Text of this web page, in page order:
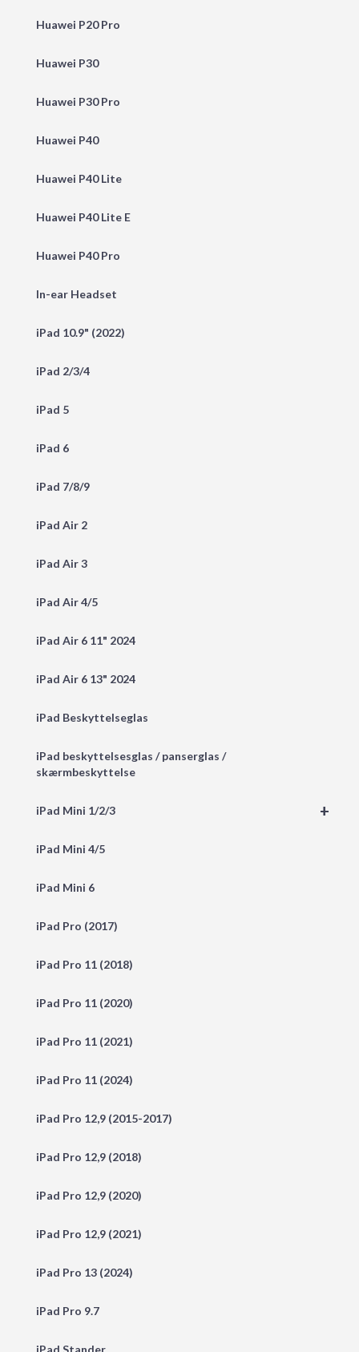
Huawei P20 Pro
Huawei P30
Huawei P30 Pro
Huawei P40
Huawei P40 Lite
Huawei P40 Lite E
Huawei P40 Pro
In-ear Headset
iPad 10.9" (2022)
iPad 2/3/4
iPad 5
iPad 6
iPad 7/8/9
iPad Air 2
iPad Air 3
iPad Air 4/5
iPad Air 6 11" 2024
iPad Air 6 13" 2024
iPad Beskyttelseglas
iPad beskyttelsesglas / panserglas /
skærmbeskyttelse
+
iPad Mini 1/2/3
iPad Mini 4/5
iPad Mini 6
iPad Pro (2017)
iPad Pro 11 (2018)
iPad Pro 11 (2020)
iPad Pro 11 (2021)
iPad Pro 11 (2024)
iPad Pro 12,9 (2015-2017)
iPad Pro 12,9 (2018)
iPad Pro 12,9 (2020)
iPad Pro 12,9 (2021)
iPad Pro 13 (2024)
iPad Pro 9.7
iPad Stander